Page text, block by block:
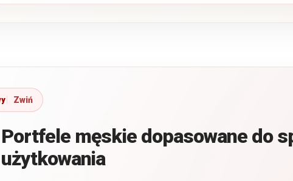
Portfele męskie dopasowane do
użytkowania